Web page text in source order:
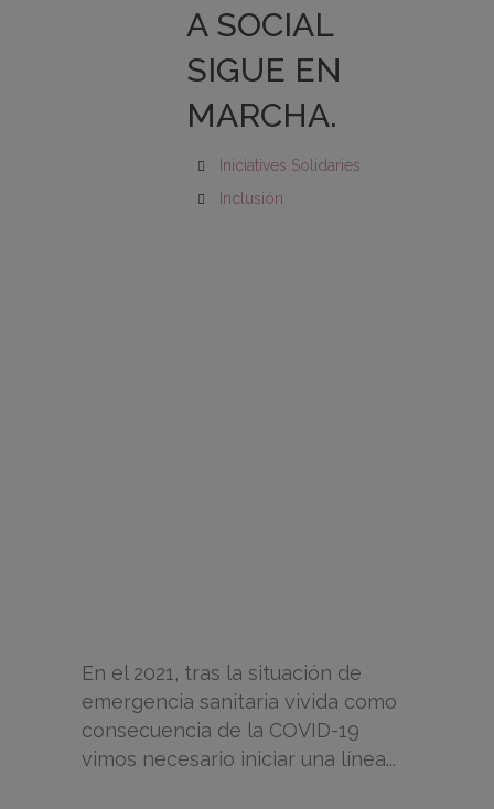
A SOCIAL
SIGUE EN
MARCHA.
Iniciatives Solidaries
Inclusión
En el 2021, tras la situación de
emergencia sanitaria vivida como
consecuencia de la COVID-19
vimos necesario iniciar una línea...